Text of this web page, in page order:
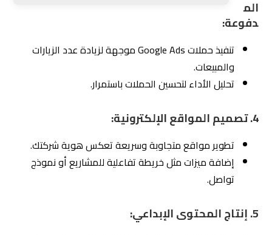
تطوير مواقع متجاوبة وسريعة تعكس هوية شركتك.
إضافة ميزات مثل خريطة تفاعلية للمشاريع أو نموذج
كتابة مقالات، تصميم فيديوهات، وإنشاء تصاميم لجذب
العملاء.
شركة التزام: أفضل مكتب تسويق الكتروني في